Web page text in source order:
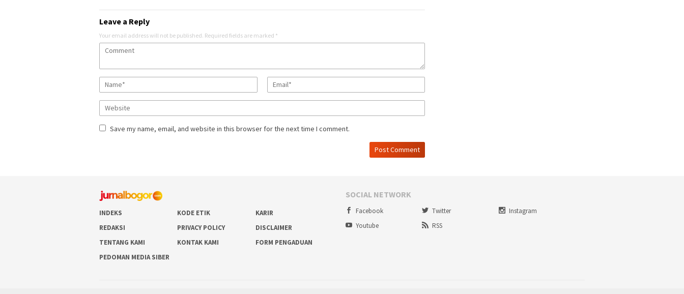
Leave a Reply
Your email address will not be published. Required fields are marked *
Save my name, email, and website in this browser for the next time I comment.
INDEKS KODE ETIK
KARIR
REDAKSI
PRIVACY POLICY
DISCLAIMER
TENTANG KAMI
KONTAK KAMI
FORM PENGADUAN
PEDOMAN MEDIA SIBER
SOCIAL NETWORK
Facebook Twitter
Instagram
Youtube
RSS